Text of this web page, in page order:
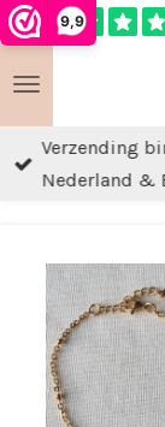
9,9
Ga
naar
de
hoofdinhoud
Verzending
Nederland &